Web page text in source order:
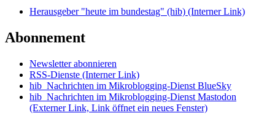
Herausgeber "heute im bundestag" (hib) (Interner Link)
Abonnement
Newsletter abonnieren
RSS-Dienste (Interner Link)
hib_Nachrichten im Mikroblogging-Dienst BlueSky
hib_Nachrichten im Mikroblogging-Dienst Mastodon
(Externer Link, Link öffnet ein neues Fenster)